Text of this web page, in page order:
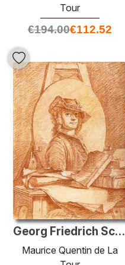
Tour
€194.00€112.52
Georg Friedrich Schmidt
Maurice Quentin de La